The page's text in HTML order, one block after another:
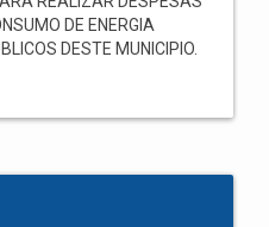
DE ENERGIA
DESTE MUNICIPIO.